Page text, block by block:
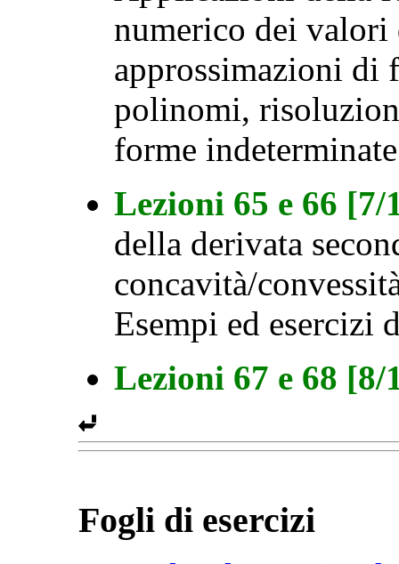
numerico dei
approssimazioni di
polinomi,
forme
Lezioni 65 e 66
della derivata
concavità/
Esempi ed esercizi
Lezioni 67 e 68
Fogli di esercizi